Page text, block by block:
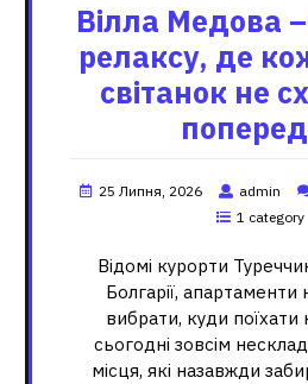
Вілла Медова –
релаксу, де
світанок не
25 Липня, 2026 admin
1 category
Відомі курорти
Болгарії, апартаменти
вибрати, куди поїхати
сьогодні зовсім
місця, які назавжди